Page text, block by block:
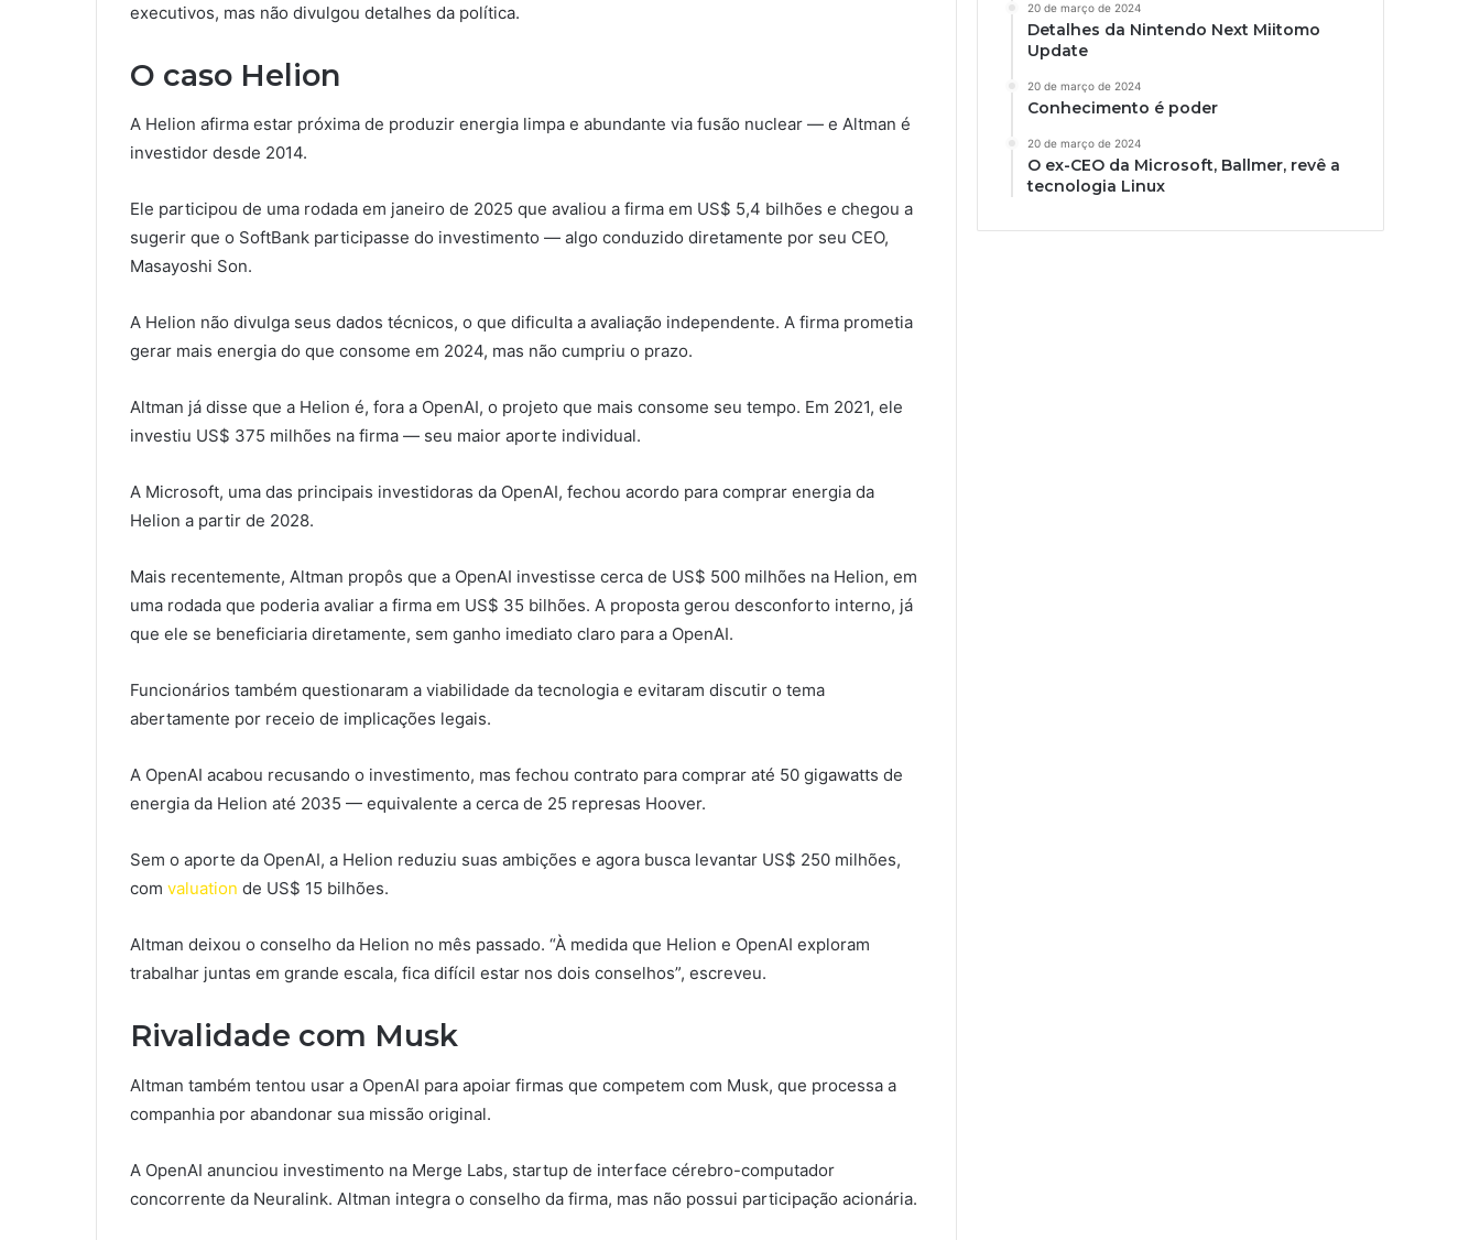
executivos, mas não divulgou detalhes da política.
O caso Helion
A Helion afirma estar próxima de produzir energia limpa e abundante via fusão nuclear — e Altman é
investidor desde 2014.
Ele participou de uma rodada em janeiro de 2025 que avaliou a firma em US$ 5,4 bilhões e chegou a
sugerir que o SoftBank participasse do investimento — algo conduzido diretamente por seu CEO,
Masayoshi Son.
A Helion não divulga seus dados técnicos, o que dificulta a avaliação independente. A firma prometia
gerar mais energia do que consome em 2024, mas não cumpriu o prazo.
Altman já disse que a Helion é, fora a OpenAI, o projeto que mais consome seu tempo. Em 2021, ele
investiu US$ 375 milhões na firma — seu maior aporte individual.
A Microsoft, uma das principais investidoras da OpenAI, fechou acordo para comprar energia da
Helion a partir de 2028.
Mais recentemente, Altman propôs que a OpenAI investisse cerca de US$ 500 milhões na Helion, em
uma rodada que poderia avaliar a firma em US$ 35 bilhões. A proposta gerou desconforto interno, já
que ele se beneficiaria diretamente, sem ganho imediato claro para a OpenAI.
Funcionários também questionaram a viabilidade da tecnologia e evitaram discutir o tema
abertamente por receio de implicações legais.
A OpenAI acabou recusando o investimento, mas fechou contrato para comprar até 50 gigawatts de
energia da Helion até 2035 — equivalente a cerca de 25 represas Hoover.
Sem o aporte da OpenAI, a Helion reduziu suas ambições e agora busca levantar US$ 250 milhões,
com valuation de US$ 15 bilhões.
Altman deixou o conselho da Helion no mês passado. “À medida que Helion e OpenAI exploram
trabalhar juntas em grande escala, fica difícil estar nos dois conselhos”, escreveu.
Rivalidade com Musk
Altman também tentou usar a OpenAI para apoiar firmas que competem com Musk, que processa a
companhia por abandonar sua missão original.
A OpenAI anunciou investimento na Merge Labs, startup de interface cérebro-computador
concorrente da Neuralink. Altman integra o conselho da firma, mas não possui participação acionária.
20 de março de 2024
Detalhes da Nintendo Next Miitomo
Update
20 de março de 2024
Conhecimento é poder
20 de março de 2024
O ex-CEO da Microsoft, Ballmer, revê a
tecnologia Linux